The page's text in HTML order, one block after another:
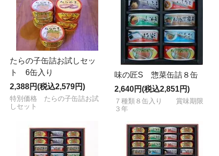
たらの子缶詰お試しセッ
ト 6缶入り
2,388円(税込2,579円)
特別価格 たらの子缶詰お試
しセット
味の匠S 惣菜缶詰８缶
2,640円(税込2,851円)
７種類８缶入り 賞味期限
３年